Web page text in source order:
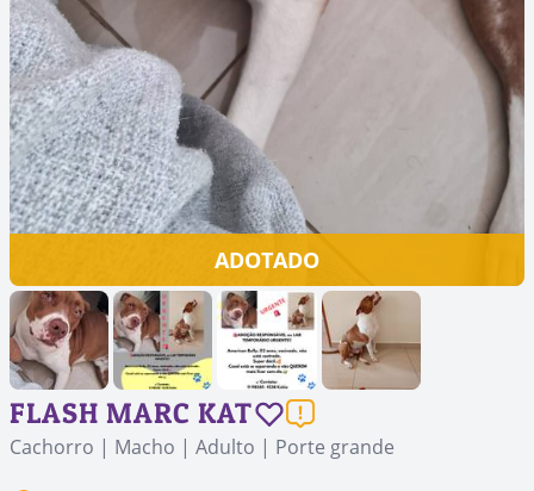
ADOTADO
FLASH MARC KAT
Cachorro | Macho | Adulto | Porte grande